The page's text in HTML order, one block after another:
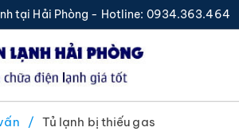
tại Hải Phòng - Hotline: 0934.363.464
Tủ lạnh bị thiếu gas